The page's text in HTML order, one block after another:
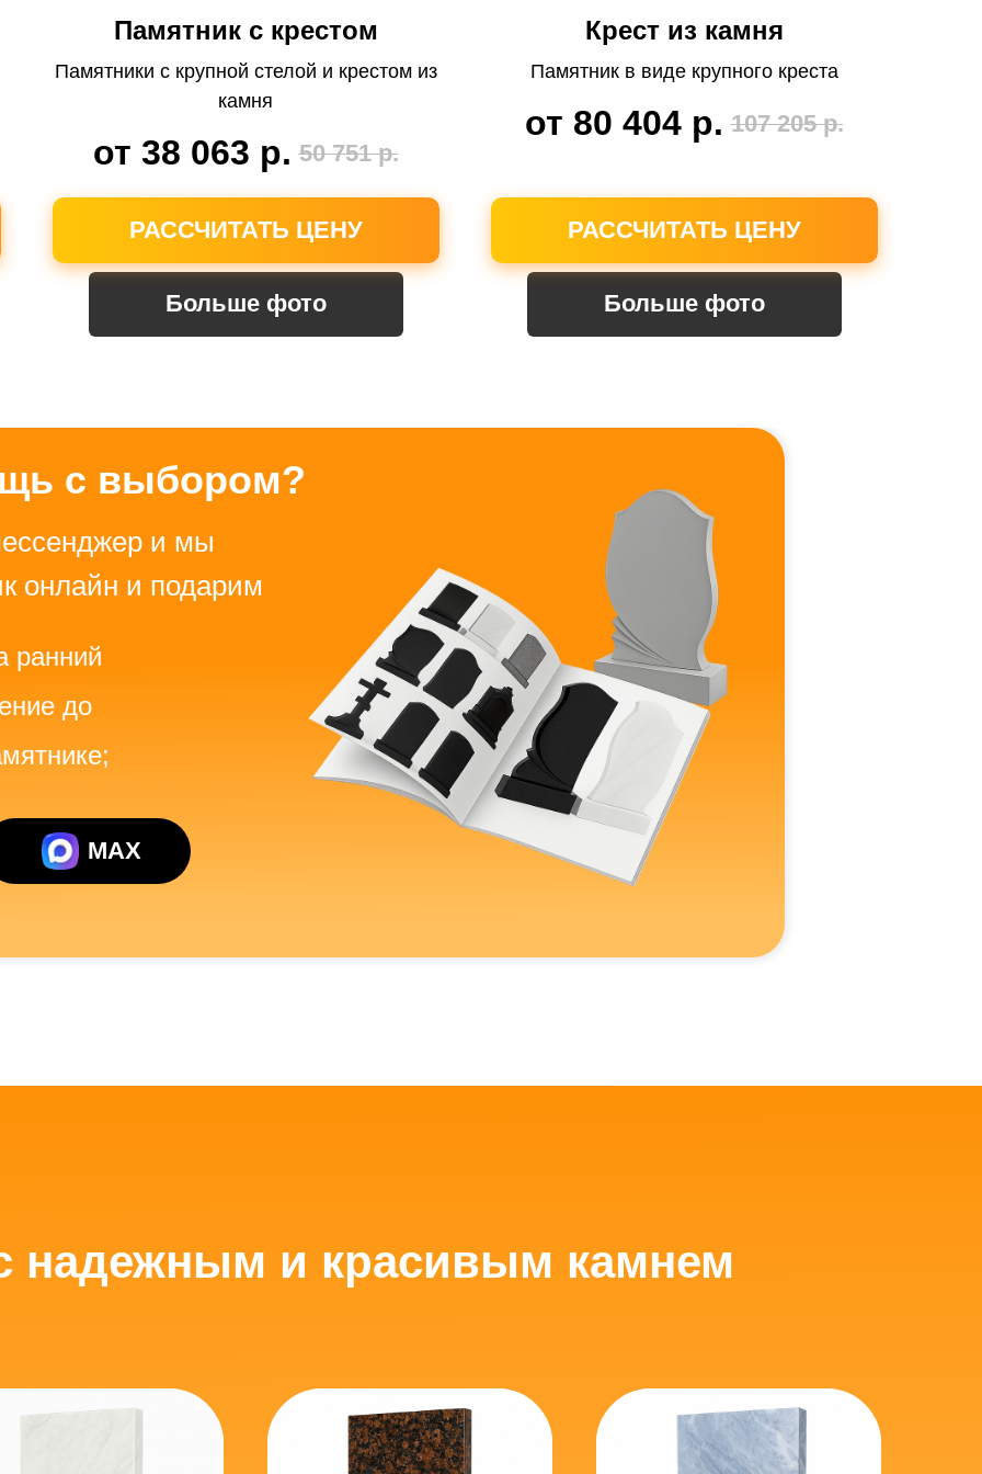
Памятник с крестом
Памятники с крупной стелой и крестом из
камня
от 38 063 р. 50 751 р.
РАССЧИТАТЬ ЦЕНУ
Больше фото
Крест из камня
Памятник в виде крупного креста
от 80 404 р. 107 205 р.
РАССЧИТАТЬ ЦЕНУ
Больше фото
с выбором?
и мы
онлайн и подарим
ранний
до
MAX
надежным и красивым камнем